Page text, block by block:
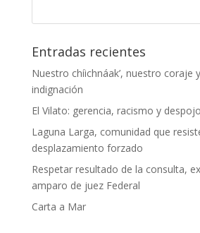
Entradas recientes
Nuestro chíichnáak’, nuestro coraje
indignación
El Vilato: gerencia, racismo y despojo
Laguna Larga, comunidad que
desplazamiento forzado
Respetar resultado de la consulta,
amparo de juez Federal
Carta a Mar